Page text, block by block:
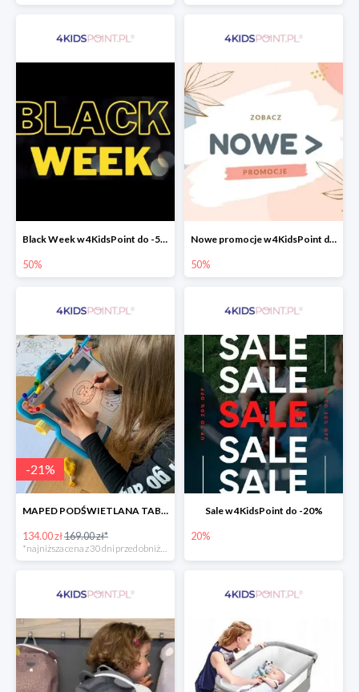
Black Week w 4KidsPoint do -50%
50%
Nowe promocje w 4KidsPoint do -50%
50%
-21%
MAPED PODŚWIETLANA TABLICA DO RYSOWANIA LUMI BOARD CREATIV -21%
134.00 zł169.00 zł*
Sale w 4KidsPoint do -20%
20%